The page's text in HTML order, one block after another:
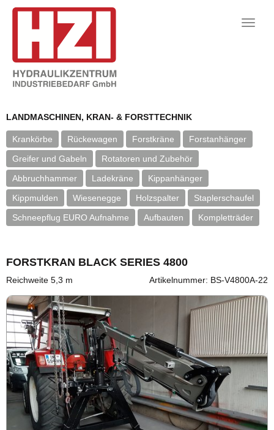
Toggle
LANDMASCHINEN, KRAN- & FORSTTECHNIK
Krankörbe Rückewagen Forstkräne
Forstanhänger
Greifer und Gabeln
Rotatoren und Zubehör
Abbruchhammer
Ladekräne
Kippanhänger
Kippmulden
Wiesenegge Holzspalter
Staplerschaufel
Schneepflug EURO Aufnahme
Aufbauten Kompletträder
FORSTKRAN BLACK SERIES 4800
Reichweite 5,3 m Artikelnummer: BS-V4800A-22